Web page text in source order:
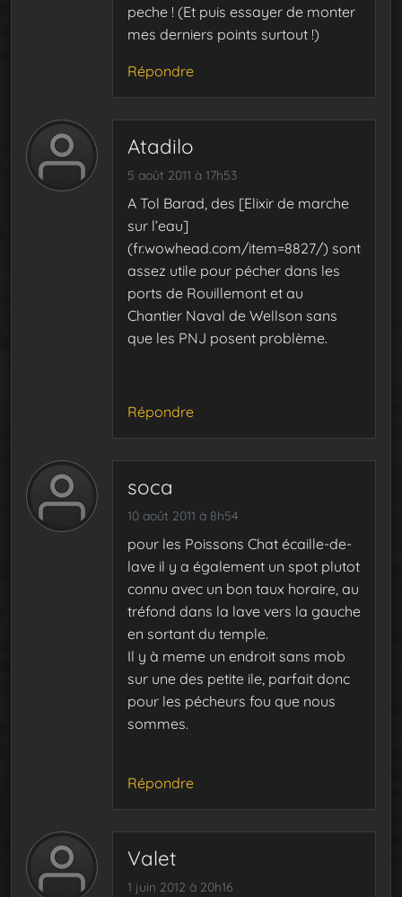
peche ! (Et puis essayer de monter
mes derniers points surtout !)
Répondre
Atadilo
5 août 2011 à 17h53
A Tol Barad, des [Elixir de marche
sur l’eau]
(fr.wowhead.com/item=8827/) sont
assez utile pour pécher dans les
ports de Rouillemont et au
Chantier Naval de Wellson sans
que les PNJ posent problème.
Répondre
soca
10 août 2011 à 8h54
pour les Poissons Chat écaille-de-
lave il y a également un spot plutot
connu avec un bon taux horaire, au
tréfond dans la lave vers la gauche
en sortant du temple.
Il y à meme un endroit sans mob
sur une des petite ile, parfait donc
pour les pécheurs fou que nous
sommes.
Répondre
Valet
1 juin 2012 à 20h16